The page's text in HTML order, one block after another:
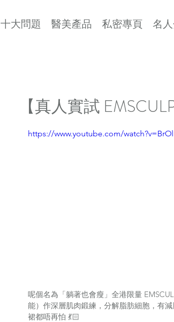
十大問題 醫美產品 私密專頁 名
【真人實試
https://www.youtube.com/
呢個名為「躺著也會瘦」全港限量
能）作深層肌肉鍛練，分解脂肪細胞，有
裙都唔再怕 💃🏻